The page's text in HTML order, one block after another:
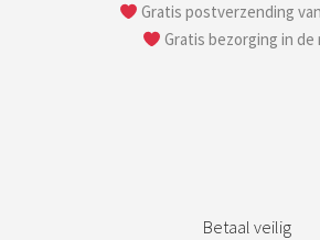
Gratis postverzending
Gratis bezorging in de
Betaal veilig